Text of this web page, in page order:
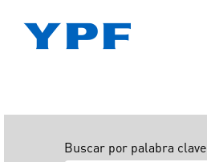
Buscar por palabra clave